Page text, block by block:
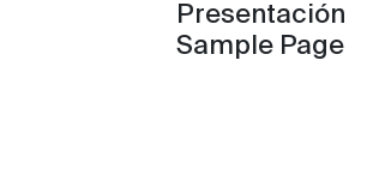
Presentación
Sample Page